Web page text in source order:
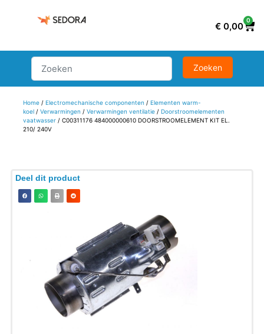
€ 0,00
0
Home/ Electromechanische componenten / Elementen warm-
koel/ Verwarmingen / Verwarmingen ventilatie/ Doorstroomelementen
vaatwasser/ C00311176 484000000610 DOORSTROOMELEMENT KIT EL.
210/ 240V
Deel dit product